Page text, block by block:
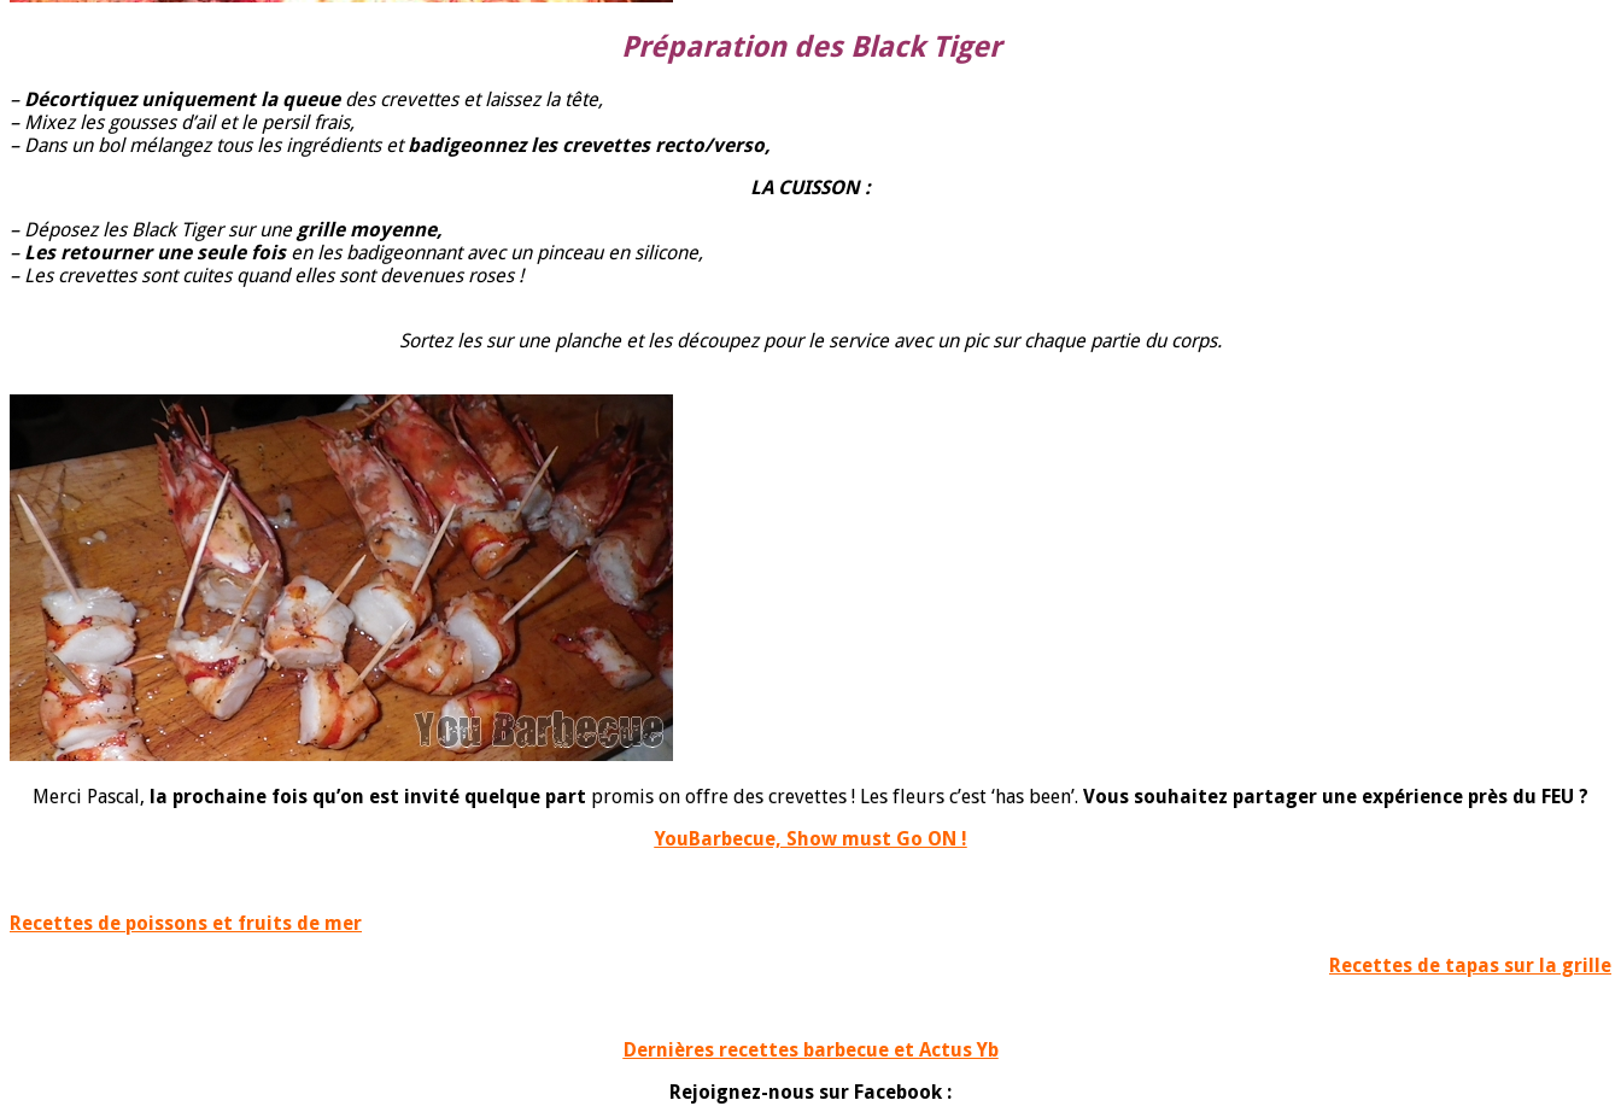
Préparation des Black Tiger
– Décortiquez uniquement la queuedes crevettes et laissez la tête,
– Mixez les gousses d’ail et le persil frais,
– Dans un bol mélangez tous les ingrédients etbadigeonnez les crevettes recto/verso,
LA CUISSON :
– Déposez les Black Tiger sur une grille moyenne,
– Les retourner une seule foisen les badigeonnant avec un pinceau en silicone,
– Les crevettes sont cuites quand elles sont devenues roses !
Sortez les sur une planche et les découpez pour le service avec un pic sur chaque partie du corps.
Merci Pascal, la prochaine fois qu’on est invité quelque part promis on offre des crevettes ! Les fleurs c’est ‘has been’. Vous souhaitez partager une expérience près du FEU ?
YouBarbecue, Show must Go ON !
Recettes de poissons et fruits de mer
Recettes de tapas sur la grille
Dernières recettes barbecue et Actus Yb
Rejoignez-nous sur Facebook :